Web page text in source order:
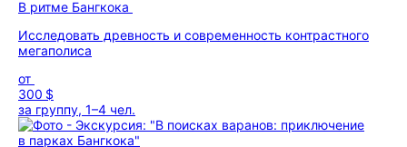
В ритме Бангкока
Исследовать древность и современность контрастного
мегаполиса
от
300 $
за группу, 1–4 чел.